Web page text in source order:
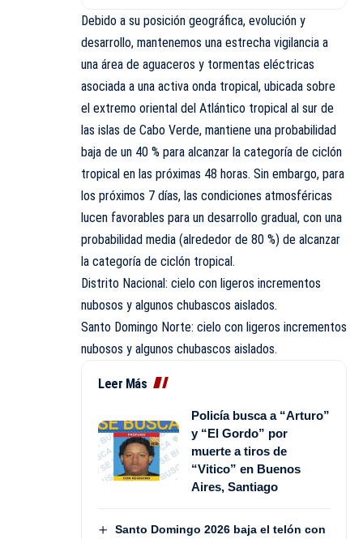
Debido a su posición geográfica, evolución y
desarrollo, mantenemos una estrecha vigilancia a
una área de aguaceros y tormentas eléctricas
asociada a una activa onda tropical, ubicada sobre
el extremo oriental del Atlántico tropical al sur de
las islas de Cabo Verde, mantiene una probabilidad
baja de un 40 % para alcanzar la categoría de ciclón
tropical en las próximas 48 horas. Sin embargo, para
los próximos 7 días, las condiciones atmosféricas
lucen favorables para un desarrollo gradual, con una
probabilidad media (alrededor de 80 %) de alcanzar
la categoría de ciclón tropical.
Distrito Nacional: cielo con ligeros incrementos
nubosos y algunos chubascos aislados.
Santo Domingo Norte: cielo con ligeros incrementos
nubosos y algunos chubascos aislados.
Leer Más
Policía busca a “Arturo”
y “El Gordo” por
muerte a tiros de
“Vitico” en Buenos
Aires, Santiago
Santo Domingo 2026 baja el telón con